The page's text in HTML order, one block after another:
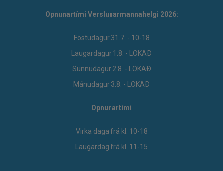
Opnunartími Verslunarmannahelgi 2026:
Föstudagur 31.7. - 10-18
Laugardagur 1.8. - LOKAÐ
Sunnudagur 2.8. - LOKAÐ
Mánudagur 3.8. - LOKAÐ
Opnunartími
Virka daga frá kl. 10-18
Laugardag frá kl. 11-15